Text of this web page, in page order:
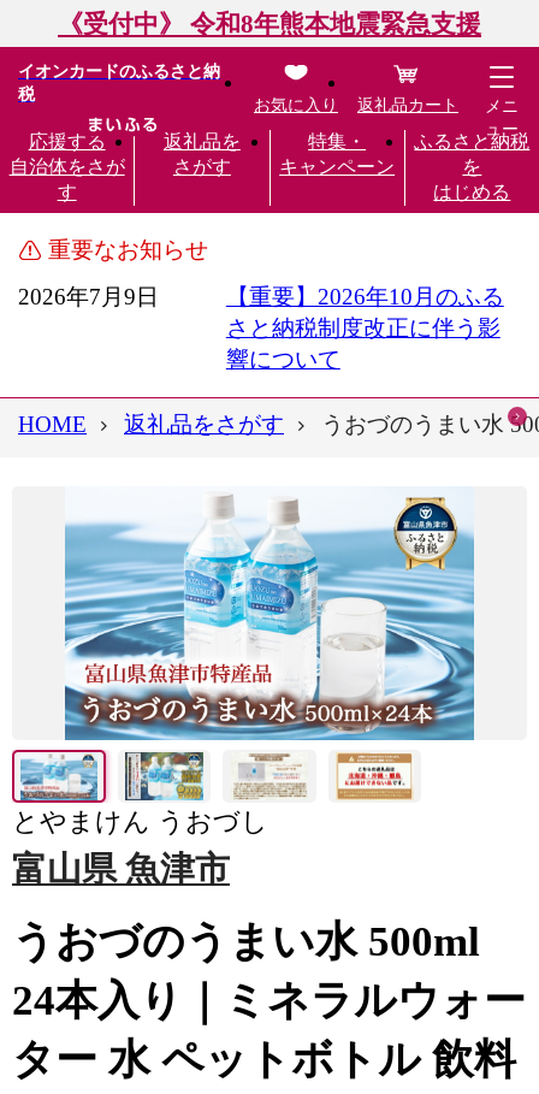
《受付中》 令和8年熊本地震緊急支援
イオンカードのふるさと納
税
応援する
自治体をさが
す
返礼品を
さがす
特集・
キャンペーン
ふるさと納税
を
はじめる
お気に入り 返礼品カート
メニ
ュー
重要なお知らせ
2026年7月9日
【重要】2026年10月のふる
さと納税制度改正に伴う影
響について
HOME 返礼品をさがす うおづのうまい水
とやまけん うおづし
富山県 魚津市
うおづのうまい水 500ml
24本入り｜ミネラルウォー
ター 水 ペットボトル 飲料